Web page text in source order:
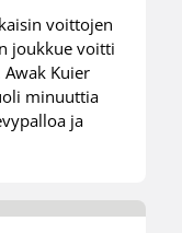
voittojen
joukkue voitti
Kuier
minuuttia
ja